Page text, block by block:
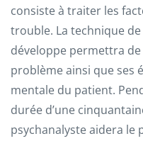
consiste à traiter les
trouble. La technique
développe permettra
problème ainsi que ses
mentale du patient.
durée d’une
psychanalyste aidera le